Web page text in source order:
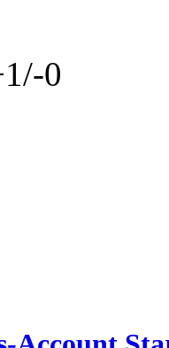
0